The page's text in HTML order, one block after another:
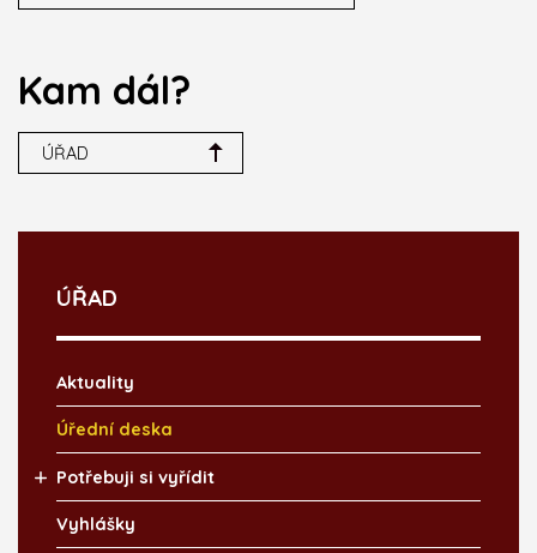
Kam dál?
ÚŘAD
ÚŘAD
Aktuality
Úřední deska
Potřebuji si vyřídit
Vyhlášky